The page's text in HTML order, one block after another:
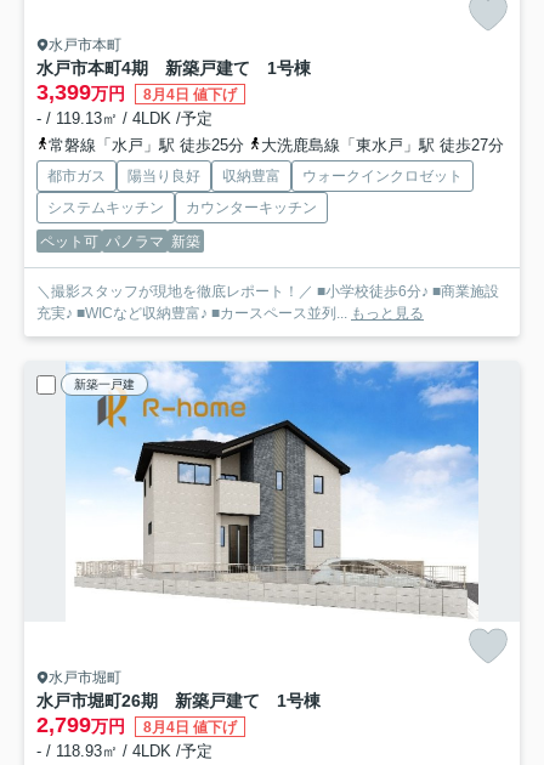
水戸市本町
水戸市本町4期 新築戸建て 1号棟
3,399万円 8月4日 値下げ
- / 119.13㎡ / 4LDK /予定
常磐線「水戸」駅 徒歩25分
大洗鹿島線「東水戸」駅 徒歩27分
都市ガス 陽当り良好 収納豊富
ウォークインクロゼット
システムキッチン
カウンターキッチン
ペット可 パノラマ 新築
＼撮影スタッフが現地を徹底レポート！／ ■小学校徒歩6分♪ ■商業施設
充実♪ ■WICなど収納豊富♪ ■カースペース並列... もっと見る
新築一戸建
水戸市堀町
水戸市堀町26期 新築戸建て 1号棟
2,799万円 8月4日 値下げ
- / 118.93㎡ / 4LDK /予定